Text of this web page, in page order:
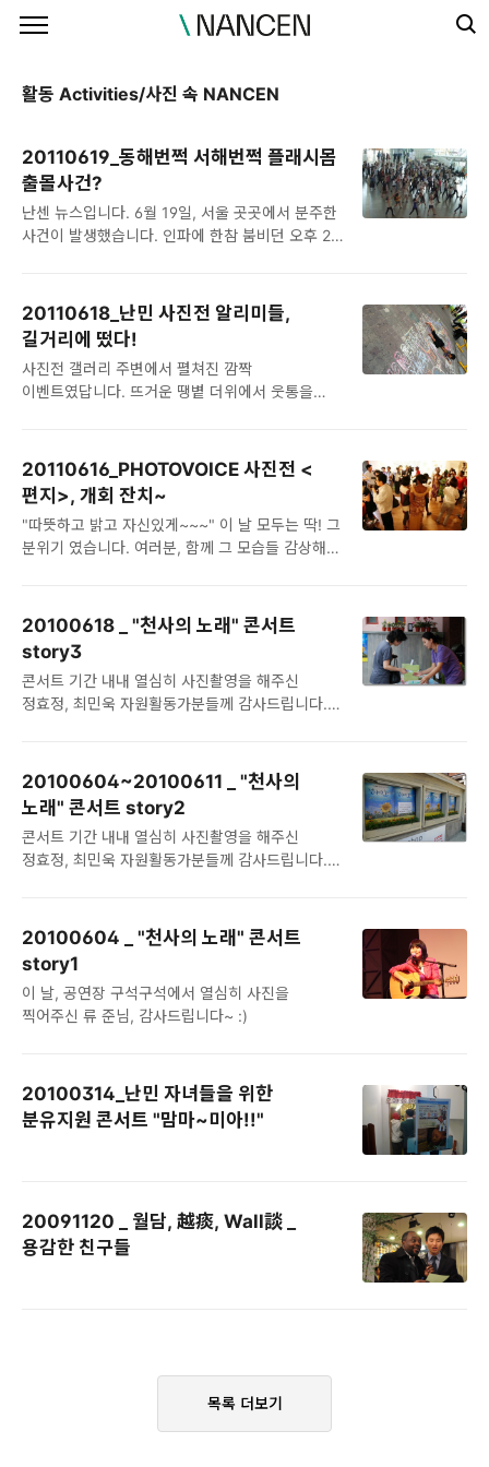
활동 Activities/사진 속 NANCEN
20110619_동해번쩍 서해번쩍 플래시몹
출몰사건?
난센 뉴스입니다. 6월 19일, 서울 곳곳에서 분주한
사건이 발생했습니다. 인파에 한참 붐비던 오후 2시
떴다가 또 대학로에서도 출몰했다고 합니다. "과연
그들은 누구였으며 대체 무엇때문에 그러한
플래시몹을 했던 것일까?" 그런데 그들을 직접
접한 서울 시민들은 한결같이 그 메시지에 또 한 번
놀랐다고 합니다. "한국에도 난민이? 지금 그 '난민'
우리는 하나입니다." 참여한 인원만큼이나
파격적인 무브먼트가 시민들에게 얼마나 더 가깝고
신속하게 전달되었을지, 세계 난민의 날을 맞은
오늘 그 귀추를 주목하게 됩니다...
20110618_난민 사진전 알리미들,
길거리에 떴다!
사진전 갤러리 주변에서 펼쳐진 깜짝
이벤트였답니다. 뜨거운 땡볕 더위에서 웃통을
그려보았지만 앞으로 종종 재미들려 할 것 같다는
짱팀, "자중하소서~~ㅋㅋ" 학창시절 이후로
분필은 손에서 뗐다는 난센 5기 인턴들 두일씨,
영진씨, 효은씨, 그리고 3기 인턴 도은씨는
이것저것 주변을 예쁘게 낙서(?) 해주시느라
해주셨네요. 모두들 즐겁게 작업할 수 있었던 건
지나가는 시민분들의 관심 때문이었습니다. 아직도
남아있을 지 모르겠지만, 종종 거리에 출몰하는
난센이 되어가야 할 것 같네요. ^6 사진 더 보기 :
http://w..
20110616_PHOTOVOICE 사진전 <
편지>, 개회 잔치~
"따뜻하고 밝고 자신있게~~~" 이 날 모두는 딱! 그
분위기 였습니다. 여러분, 함께 그 모습들 감상해
set=a.224364847583133.61727.194645317221753
20100618 _ "천사의 노래" 콘서트
story3
콘서트 기간 내내 열심히 사진촬영을 해주신
정효정, 최민욱 자원활동가분들께 감사드립니다.
20100604~20100611 _ "천사의
노래" 콘서트 story2
콘서트 기간 내내 열심히 사진촬영을 해주신
정효정, 최민욱 자원활동가분들께 감사드립니다.
20100604 _ "천사의 노래" 콘서트
story1
이 날, 공연장 구석구석에서 열심히 사진을
찍어주신 류 준님, 감사드립니다~ :)
20100314_난민 자녀들을 위한
분유지원 콘서트 "맘마~미아!!"
20091120 _ 월담, 越痰, Wall談 _
용감한 친구들
목록 더보기